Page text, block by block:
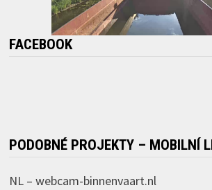
FACEBOOK
PODOBNÉ PROJEKTY – MOBILNÍ
NL – webcam-binnenvaart.nl